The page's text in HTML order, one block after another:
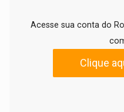
Acesse sua conta do
Clique